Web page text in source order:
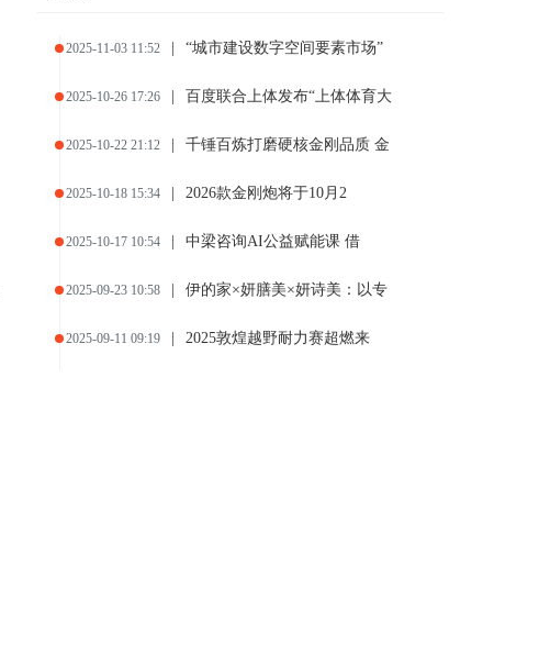
2025-11-03 11:52 “城市建设数字空间要素市场”
2025-10-26 17:26 百度联合上体发布“上体体育大
2025-10-22 21:12 千锤百炼打磨硬核金刚品质 金
2025-10-18 15:34 2026款金刚炮将于10月2
2025-10-17 10:54 中梁咨询AI公益赋能课 借
2025-09-23 10:58 伊的家×妍膳美×妍诗美：以专
2025-09-11 09:19 2025敦煌越野耐力赛超燃来